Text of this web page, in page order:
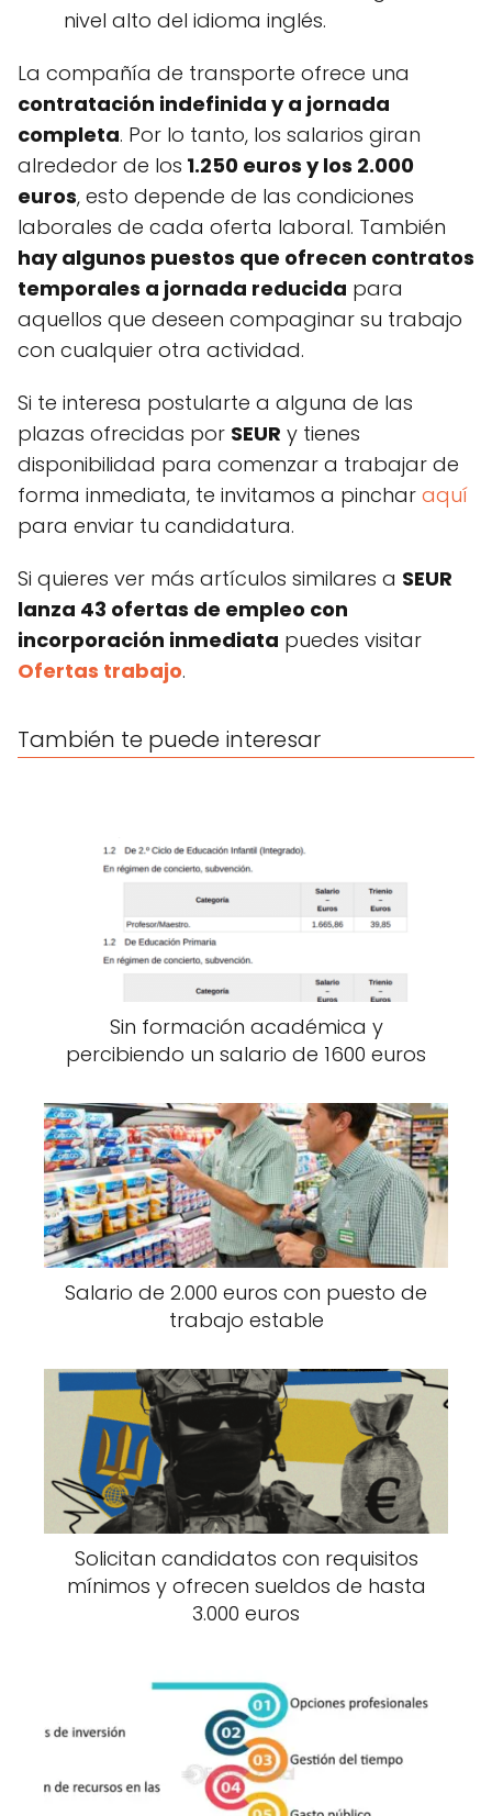
nivel alto del idioma inglés.
La compañía de transporte ofrece una
contratación indefinida y a jornada
completa. Por lo tanto, los salarios giran
alrededor de los 1.250 euros y los 2.000
euros, esto depende de las condiciones
laborales de cada oferta laboral. También
hay algunos puestos que ofrecen contratos
temporales a jornada reducida para
aquellos que deseen compaginar su trabajo
con cualquier otra actividad.
Si te interesa postularte a alguna de las
plazas ofrecidas por SEUR y tienes
disponibilidad para comenzar a trabajar de
forma inmediata, te invitamos a pinchar aquí
para enviar tu candidatura.
Si quieres ver más artículos similares a SEUR
lanza 43 ofertas de empleo con
incorporación inmediata puedes visitar
Ofertas trabajo.
También te puede interesar
Sin formación académica y
percibiendo un salario de 1600 euros
Salario de 2.000 euros con puesto de
trabajo estable
Solicitan candidatos con requisitos
mínimos y ofrecen sueldos de hasta
3.000 euros